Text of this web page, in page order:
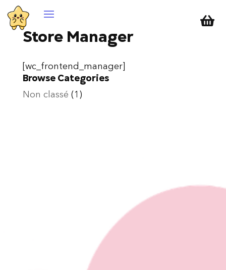

Store Manager
[wc_frontend_manager]
Browse Categories
Non classé (1)